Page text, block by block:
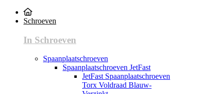
Schroeven
In Schroeven
Spaanplaatschroeven
Spaanplaatschroeven JetFast
JetFast Spaanplaatschroeven
Torx Voldraad Blauw-